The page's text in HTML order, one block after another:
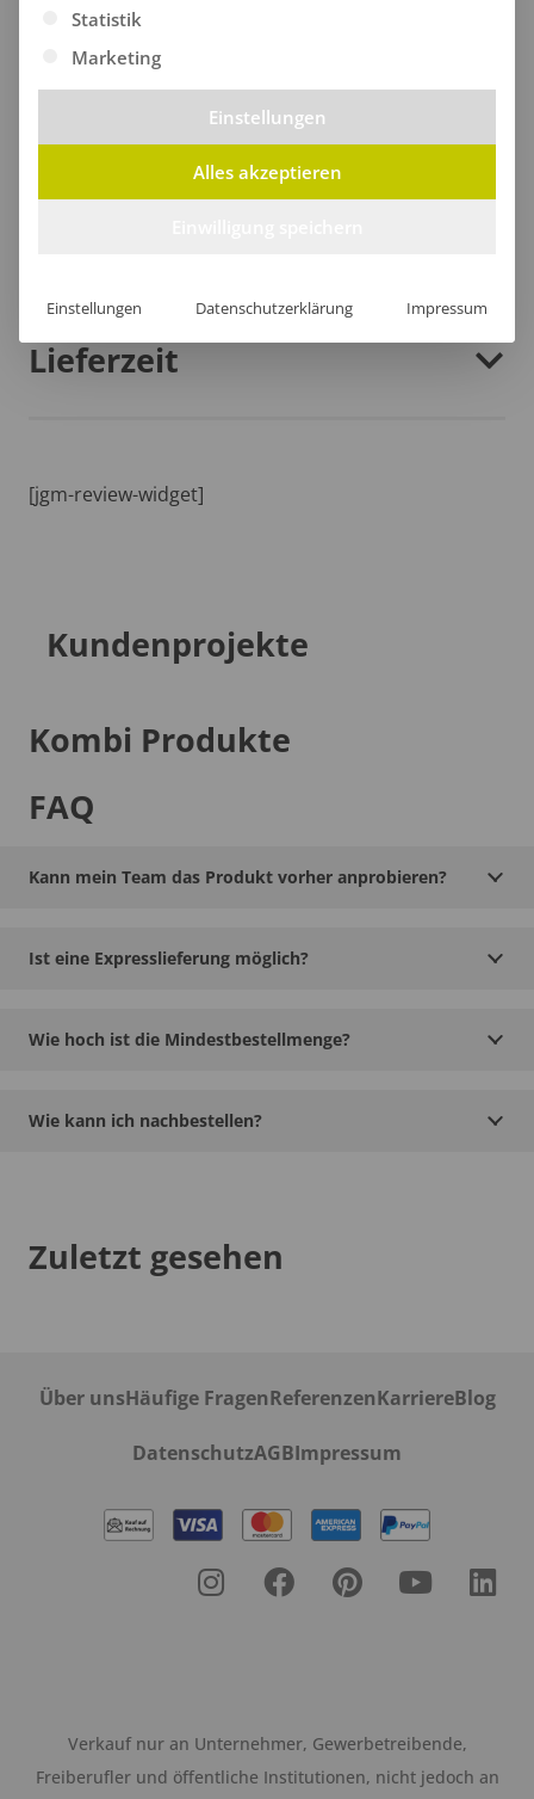
Pflegehinweis:
Zertifikate: Bio-Baumwolle|EU Ecolabel|Faire
Arbeitsbedingungen|Fairtrade-zertifizierte
Baumwolle|Oeko-Tex 100|SA8000
Lieferzeit
[jgm-review-widget]
Kundenprojekte
Kombi Produkte
FAQ
Kann mein Team das Produkt vorher anprobieren?
Ist eine Expresslieferung möglich?
Wie hoch ist die Mindestbestellmenge?
Wie kann ich nachbestellen?
Zuletzt gesehen
Über unsHäufige FragenReferenzenKarriereBlog
DatenschutzAGBImpressum
Verkauf nur an Unternehmer, Gewerbetreibende,
Freiberufler und öffentliche Institutionen, nicht jedoch an
Statistik
Marketing
Einstellungen
Alles akzeptieren
Einstellungen Datenschutzerklärung Impressum